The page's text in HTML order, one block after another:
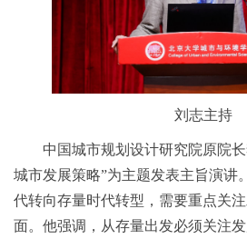
刘志主持
中国城市规划设计研究院原院
城市发展策略”为主题发表主旨演讲
代转向存量时代转型，需要重点关
面。他强调，从存量出发必须关注